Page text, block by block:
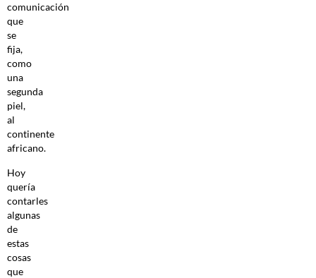
comunicación
que
se
fija,
como
una
segunda
piel,
al
continente
africano.
Hoy
quería
contarles
algunas
de
estas
cosas
que